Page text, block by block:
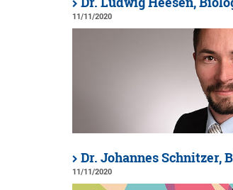
11/11/2020
Dr. Johannes Schnitzer,
11/11/2020